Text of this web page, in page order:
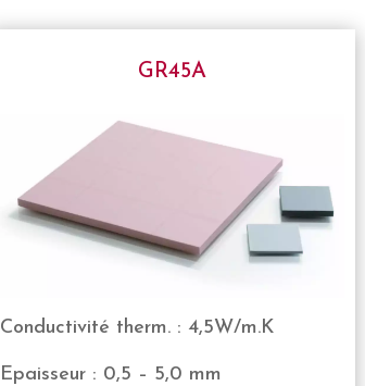
GR45A
Conductivité therm. : 4,5W/m.K
Epaisseur : 0,5 – 5,0 mm